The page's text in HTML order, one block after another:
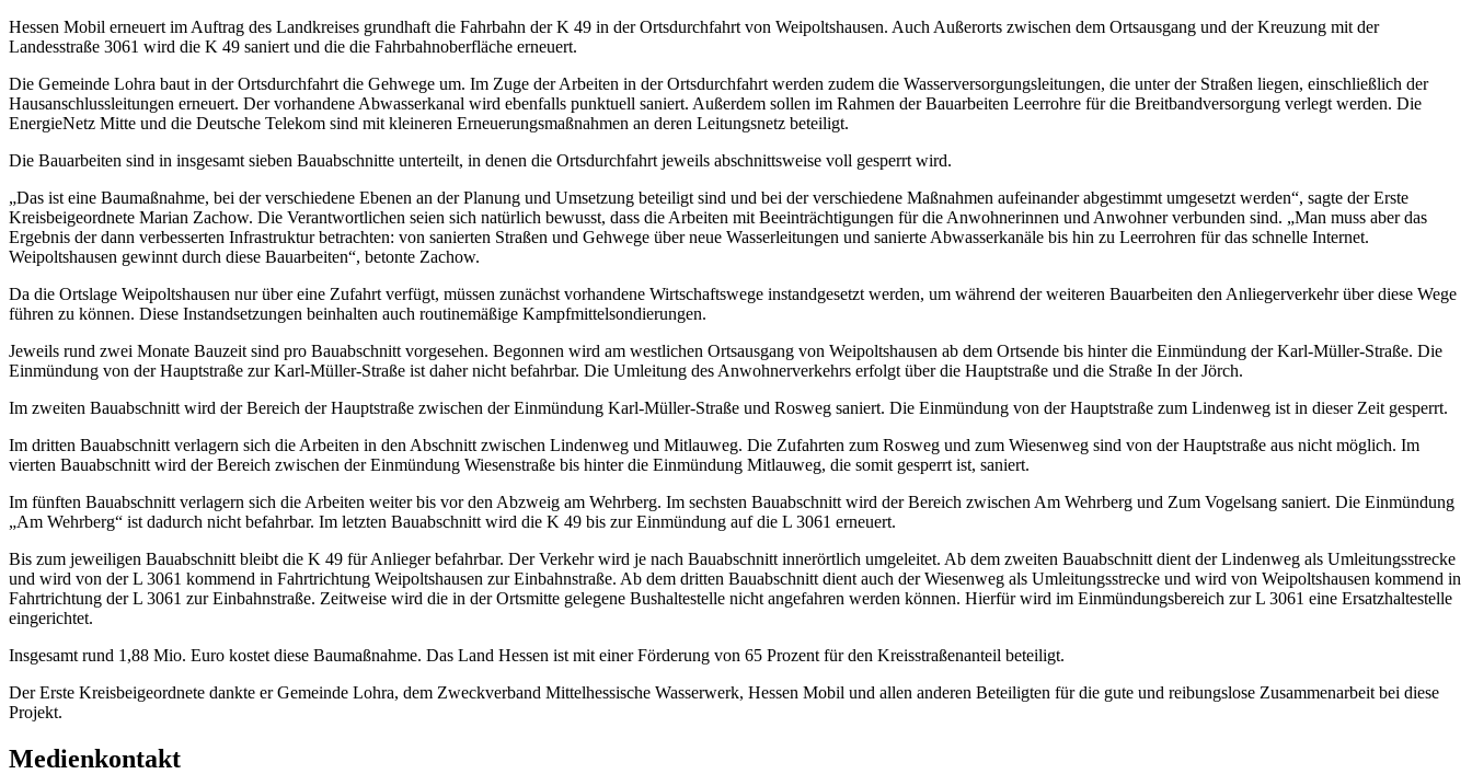
Hessen Mobil erneuert im Auftrag des Landkreises grundhaft die Fahrbahn der K 49 in der Ortsdurchfahrt von Weipoltshausen. Auch Außerorts zwischen dem Ortsausgang und der Kreuzung mit der
Landesstraße 3061 wird die K 49 saniert und die die Fahrbahnoberfläche erneuert.
Die Gemeinde Lohra baut in der Ortsdurchfahrt die Gehwege um. Im Zuge der Arbeiten in der Ortsdurchfahrt werden zudem die Wasserversorgungsleitungen, die unter der Straßen liegen, einschließlich der
Hausanschlussleitungen erneuert. Der vorhandene Abwasserkanal wird ebenfalls punktuell saniert. Außerdem sollen im Rahmen der Bauarbeiten Leerrohre für die Breitbandversorgung verlegt werden. Die
EnergieNetz Mitte und die Deutsche Telekom sind mit kleineren Erneuerungsmaßnahmen an deren Leitungsnetz beteiligt.
Die Bauarbeiten sind in insgesamt sieben Bauabschnitte unterteilt, in denen die Ortsdurchfahrt jeweils abschnittsweise voll gesperrt wird.
„Das ist eine Baumaßnahme, bei der verschiedene Ebenen an der Planung und Umsetzung beteiligt sind und bei der verschiedene Maßnahmen aufeinander abgestimmt umgesetzt werden“, sagte der Erste
Kreisbeigeordnete Marian Zachow. Die Verantwortlichen seien sich natürlich bewusst, dass die Arbeiten mit Beeinträchtigungen für die Anwohnerinnen und Anwohner verbunden sind. „Man muss aber das
Ergebnis der dann verbesserten Infrastruktur betrachten: von sanierten Straßen und Gehwege über neue Wasserleitungen und sanierte Abwasserkanäle bis hin zu Leerrohren für das schnelle Internet.
Weipoltshausen gewinnt durch diese Bauarbeiten“, betonte Zachow.
Da die Ortslage Weipoltshausen nur über eine Zufahrt verfügt, müssen zunächst vorhandene Wirtschaftswege instandgesetzt werden, um während der weiteren Bauarbeiten den Anliegerverkehr über diese Wege
führen zu können. Diese Instandsetzungen beinhalten auch routinemäßige Kampfmittelsondierungen.
Jeweils rund zwei Monate Bauzeit sind pro Bauabschnitt vorgesehen. Begonnen wird am westlichen Ortsausgang von Weipoltshausen ab dem Ortsende bis hinter die Einmündung der Karl-Müller-Straße. Die
Einmündung von der Hauptstraße zur Karl-Müller-Straße ist daher nicht befahrbar. Die Umleitung des Anwohnerverkehrs erfolgt über die Hauptstraße und die Straße In der Jörch.
Im zweiten Bauabschnitt wird der Bereich der Hauptstraße zwischen der Einmündung Karl-Müller-Straße und Rosweg saniert. Die Einmündung von der Hauptstraße zum Lindenweg ist in dieser Zeit gesperrt.
Im dritten Bauabschnitt verlagern sich die Arbeiten in den Abschnitt zwischen Lindenweg und Mitlauweg. Die Zufahrten zum Rosweg und zum Wiesenweg sind von der Hauptstraße aus nicht möglich. Im
vierten Bauabschnitt wird der Bereich zwischen der Einmündung Wiesenstraße bis hinter die Einmündung Mitlauweg, die somit gesperrt ist, saniert.
Im fünften Bauabschnitt verlagern sich die Arbeiten weiter bis vor den Abzweig am Wehrberg. Im sechsten Bauabschnitt wird der Bereich zwischen Am Wehrberg und Zum Vogelsang saniert. Die Einmündung
„Am Wehrberg“ ist dadurch nicht befahrbar. Im letzten Bauabschnitt wird die K 49 bis zur Einmündung auf die L 3061 erneuert.
Bis zum jeweiligen Bauabschnitt bleibt die K 49 für Anlieger befahrbar. Der Verkehr wird je nach Bauabschnitt innerörtlich umgeleitet. Ab dem zweiten Bauabschnitt dient der Lindenweg als Umleitungsstrecke
und wird von der L 3061 kommend in Fahrtrichtung Weipoltshausen zur Einbahnstraße. Ab dem dritten Bauabschnitt dient auch der Wiesenweg als Umleitungsstrecke und wird von Weipoltshausen kommend in
Fahrtrichtung der L 3061 zur Einbahnstraße. Zeitweise wird die in der Ortsmitte gelegene Bushaltestelle nicht angefahren werden können. Hierfür wird im Einmündungsbereich zur L 3061 eine Ersatzhaltestelle
eingerichtet.
Insgesamt rund 1,88 Mio. Euro kostet diese Baumaßnahme. Das Land Hessen ist mit einer Förderung von 65 Prozent für den Kreisstraßenanteil beteiligt.
Der Erste Kreisbeigeordnete dankte er Gemeinde Lohra, dem Zweckverband Mittelhessische Wasserwerk, Hessen Mobil und allen anderen Beteiligten für die gute und reibungslose Zusammenarbeit bei diese
Projekt.
Medienkontakt